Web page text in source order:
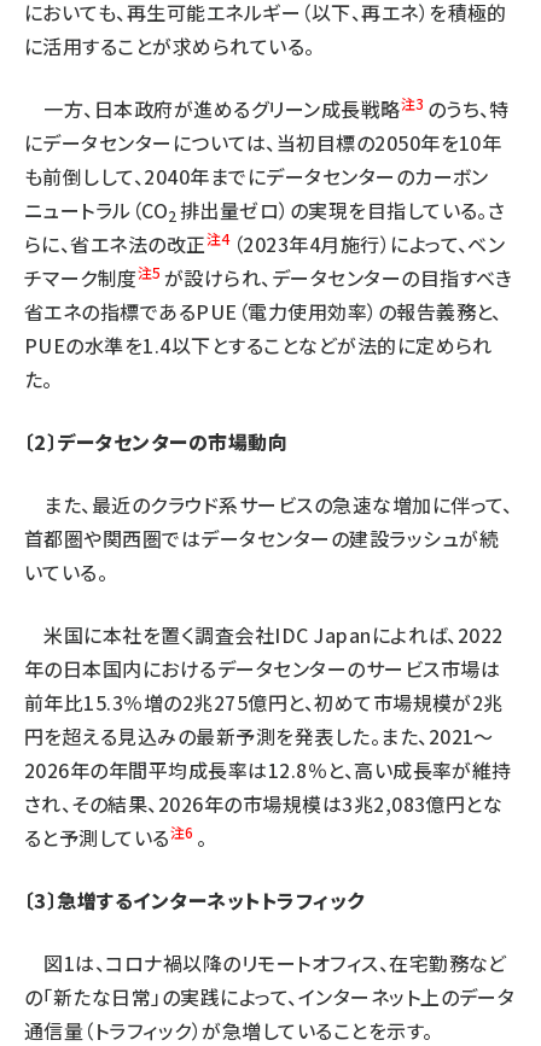
においても、再生可能エネルギー（以下、再エネ）を積極的
に活用することが求められている。
一方、日本政府が進めるグリーン成長戦略注3 のうち、特
にデータセンターについては、当初目標の2050年を10年
も前倒しして、2040年までにデータセンターのカーボン
ニュートラル（CO2 排出量ゼロ）の実現を目指している。さ
らに、省エネ法の改正注4 （2023年4月施行）によって、ベン
チマーク制度注5 が設けられ、データセンターの目指すべき
省エネの指標であるPUE（電力使用効率）の報告義務と、
PUEの水準を1.4以下とすることなどが法的に定められ
た。
〔2〕データセンターの市場動向
また、最近のクラウド系サービスの急速な増加に伴って、
首都圏や関西圏ではデータセンターの建設ラッシュが続
いている。
米国に本社を置く調査会社IDC Japanによれば、2022
年の日本国内におけるデータセンターのサービス市場は
前年比15.3％増の2兆275億円と、初めて市場規模が2兆
円を超える見込みの最新予測を発表した。また、2021〜
2026年の年間平均成長率は12.8％と、高い成長率が維持
され、その結果、2026年の市場規模は3兆2,083億円とな
ると予測している注6 。
〔3〕急増するインターネットトラフィック
図1は、コロナ禍以降のリモートオフィス、在宅勤務など
の「新たな日常」の実践によって、インターネット上のデータ
通信量（トラフィック）が急増していることを示す。